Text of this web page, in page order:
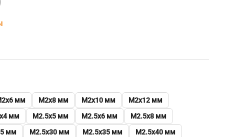
мм М2х8 мм М2х10 мм
М2х12 мм
мм М2.5х5 мм М2.5х6 мм
М2.5х8 мм
мм М2.5х30 мм М2.5х35 мм
М2.5х40 мм